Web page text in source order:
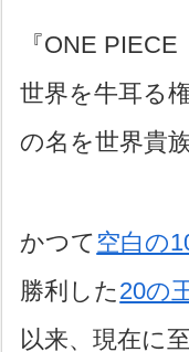
『ONE
世界を牛耳る
の名を世界貴
かつて空白の
勝利した 20の
以来、現在に